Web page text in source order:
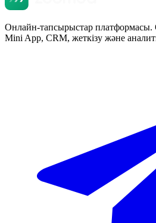
Онлайн-тапсырыстар платформасы.
Mini App, CRM, жеткізу және